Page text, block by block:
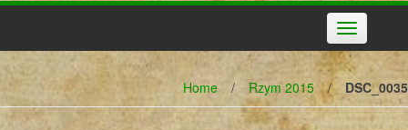
Toggle
navigation
Home / Rzym 2015 / DSC_0035